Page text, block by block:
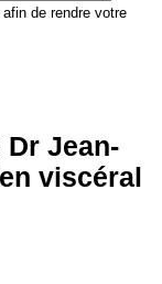
afin de rendre votre
Jean-
viscéral